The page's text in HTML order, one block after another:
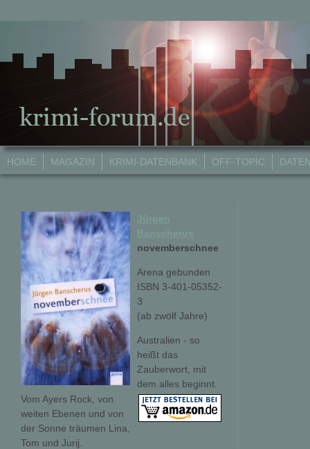
HOME MAGAZIN KRIMI-DATENBANK OFF-TOPIC
novemberschnee
Arena gebunden
ISBN 3-401-05352-
3
(ab zwölf Jahre)
Australien - so
heißt das
Zauberwort, mit
dem alles beginnt.
Vom Ayers Rock, von
weiten Ebenen und von
der Sonne träumen Lina,
Tom und Jurij.